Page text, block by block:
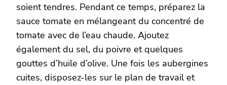
soient tendres. Pendant ce temps, préparez la
sauce tomate en mélangeant du concentré de
tomate avec de l’eau chaude. Ajoutez
également du sel, du poivre et quelques
gouttes d’huile d’olive. Une fois les aubergines
cuites, disposez-les sur le plan de travail et